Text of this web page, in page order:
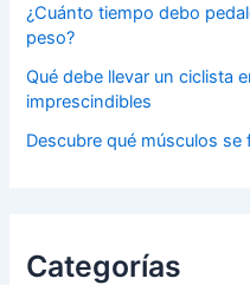
¿Cuánto tiempo debo
peso?
Qué debe llevar un ciclista
imprescindibles
Descubre qué músculos
Categorías